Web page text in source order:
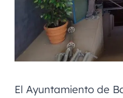
El Ayuntamiento de